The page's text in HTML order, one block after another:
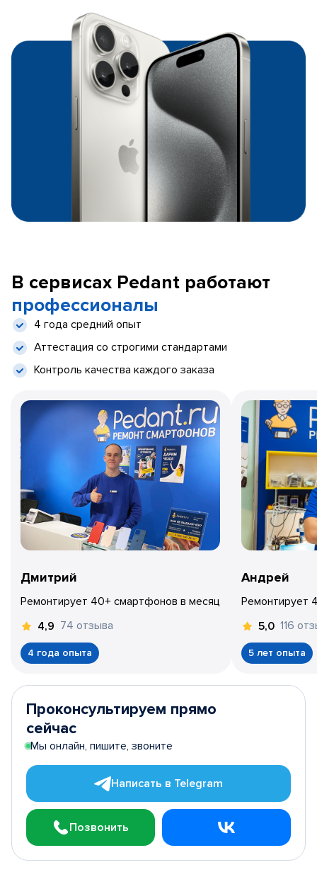
В сервисах Pedant работают
профессионалы
4 года средний опыт
Аттестация со строгими стандартами
Контроль качества каждого заказа
Дмитрий
Ремонтирует 40+ смартфонов в месяц
4,9 74 отзыва
4 года опыта
Андрей
Ремонтирует
5,0 116
5 лет опыта
Проконсультируем прямо
сейчас
Мы онлайн, пишите, звоните
Написать в Telegram
Позвонить